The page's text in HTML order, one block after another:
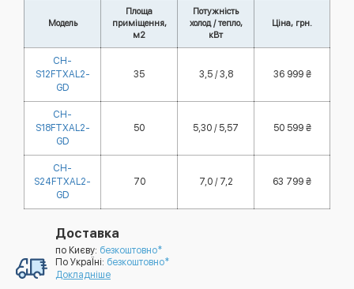
Модель
Площа
приміщення,
м2
Потужність
холод / тепло,
кВт
Ціна, грн.
CH-
S12FTXAL2-
GD
35 3,5 / 3,8 36 999 ₴
CH-
S18FTXAL2-
GD
50 5,30 / 5,57 50 599 ₴
CH-
S24FTXAL2-
GD
70 7,0 / 7,2 63 799 ₴
Доставка
по Києву: безкоштовно*
По УкраЇні: безкоштовно*
Докладніше